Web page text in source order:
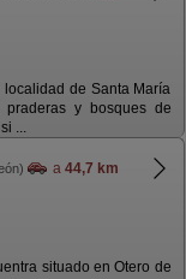
de Santa María
y bosques de
...
a 44,7 km
situado en Otero de